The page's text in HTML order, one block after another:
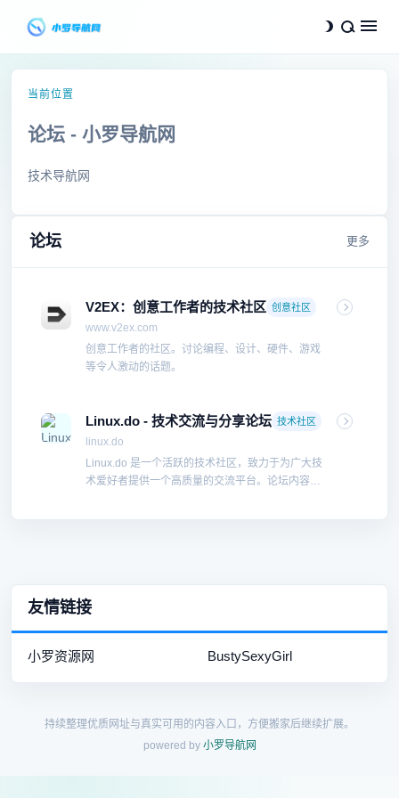
当前位置
论坛 - 小罗导航网
技术导航网
论坛 更多
V2EX：创意工作者的技术社区 创意社区
www.v2ex.com
创意工作者的社区。讨论编程、设计、硬件、游戏
等令人激动的话题。
Linux.do - 技术交流与分享论坛 技术社区
linux.do
Linux.do 是一个活跃的技术社区，致力于为广大技
术爱好者提供一个高质量的交流平台。论坛内容丰
场所。
友情链接
小罗资源网 BustySexyGirl
持续整理优质网址与真实可用的内容入口，方便搬家后继续扩展。
powered by 小罗导航网